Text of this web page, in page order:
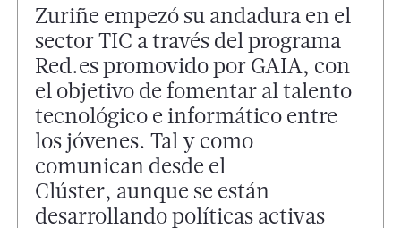
Zuriñe empezó su andadura en el
sector TIC a través del programa
Red.es promovido por GAIA, con
el objetivo de fomentar al talento
tecnológico e informático entre
los jóvenes. Tal y como
comunican desde el
Clúster, aunque se están
desarrollando políticas activas